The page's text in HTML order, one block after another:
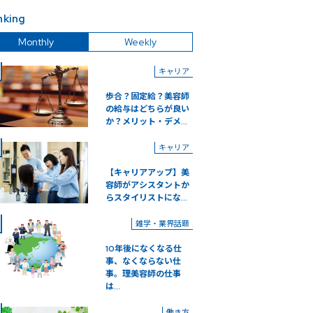
Monthly Weekly
キャリア
歩合？固定給？美容師
の給与はどちらが良い
か？メリット・デメ...
キャリア
【キャリアアップ】美
容師がアシスタントか
らスタイリストにな...
雑学・業界話題
10年後になくなる仕
事、なくならない仕
事。理美容師の仕事
は...